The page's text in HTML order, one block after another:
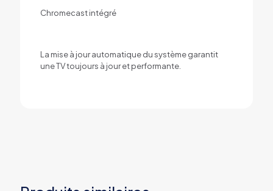
Chromecast intégré
La mise à jour automatique du système garantit
une TV toujours à jour et performante.